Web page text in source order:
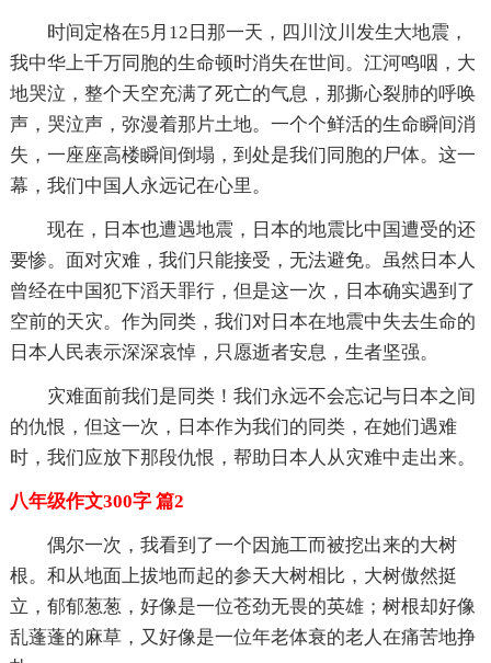
时间定格在5月12日那一天，四川汶川发生大地震，
我中华上千万同胞的生命顿时消失在世间。江河鸣咽，大
地哭泣，整个天空充满了死亡的气息，那撕心裂肺的呼唤
声，哭泣声，弥漫着那片土地。一个个鲜活的生命瞬间消
失，一座座高楼瞬间倒塌，到处是我们同胞的尸体。这一
幕，我们中国人永远记在心里。
现在，日本也遭遇地震，日本的地震比中国遭受的还
要惨。面对灾难，我们只能接受，无法避免。虽然日本人
曾经在中国犯下滔天罪行，但是这一次，日本确实遇到了
空前的天灾。作为同类，我们对日本在地震中失去生命的
日本人民表示深深哀悼，只愿逝者安息，生者坚强。
灾难面前我们是同类！我们永远不会忘记与日本之间
的仇恨，但这一次，日本作为我们的同类，在她们遇难
时，我们应放下那段仇恨，帮助日本人从灾难中走出来。
八年级作文300字 篇2
偶尔一次，我看到了一个因施工而被挖出来的大树
根。和从地面上拔地而起的参天大树相比，大树傲然挺
立，郁郁葱葱，好像是一位苍劲无畏的英雄；树根却好像
乱蓬蓬的麻草，又好像是一位年老体衰的老人在痛苦地挣